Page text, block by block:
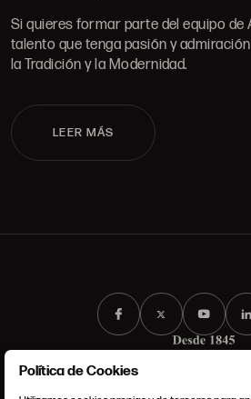
Si quieres formar parte del equipo de
talento que tenga pasión y
la Tradición y la Modernidad.
LEER MÁS
Política de Cookies